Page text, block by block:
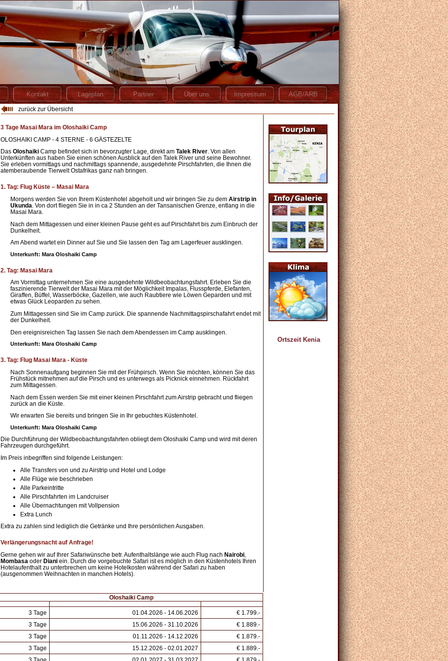
zurück zur Übersicht
3 Tage Masai Mara im Oloshaiki Camp
OLOSHAIKI CAMP - 4 STERNE - 6 GÄSTEZELTE
Das Oloshaiki Camp befindet sich in bevorzugter Lage, direkt am Talek River . Von allen
Unterkünften aus haben Sie einen schönen Ausblick auf den Talek River und seine Bewohner.
Sie erleben vormittags und nachmittags spannende, ausgedehnte Pirschfahrten, die Ihnen die
atemberaubende Tierwelt Ostafrikas ganz nah bringen.
1. Tag: Flug Küste – Masai Mara
Morgens werden Sie von Ihrem Küstenhotel abgeholt und wir bringen Sie zu dem Airstrip in
Ukunda . Von dort fliegen Sie in in ca 2 Stunden an der Tansanischen Grenze, entlang in die
Masai Mara.
Nach dem Mittagessen und einer kleinen Pause geht es auf Pirschfahrt bis zum Einbruch der
Dunkelheit.
Am Abend wartet ein Dinner auf Sie und Sie lassen den Tag am Lagerfeuer ausklingen.
Unterkunft: Mara Oloshaiki Camp
2. Tag: Masai Mara
Am Vormittag unternehmen Sie eine ausgedehnte Wildbeobachtungsfahrt. Erleben Sie die
faszinierende Tierwelt der Masai Mara mit der Möglichkeit Impalas, Flusspferde, Elefanten,
Giraffen, Büffel, Wasserböcke, Gazellen, wie auch Raubtiere wie Löwen Geparden und mit
etwas Glück Leoparden zu sehen.
Zum Mittagessen sind Sie im Camp zurück. Die spannende Nachmittagspirschafahrt endet mit
der Dunkelheit.
Den ereignisreichen Tag lassen Sie nach dem Abendessen im Camp ausklingen.
Unterkunft: Mara Oloshaiki Camp
3. Tag: Flug Masai Mara - Küste
Nach Sonnenaufgang beginnen Sie mit der Frühpirsch. Wenn Sie möchten, können Sie das
Frühstück mitnehmen auf die Pirsch und es unterwegs als Picknick einnehmen. Rückfahrt
zum Mittagessen.
Nach dem Essen werden Sie mit einer kleinen Pirschfahrt zum Airstrip gebracht und fliegen
zurück an die Küste.
Wir erwarten Sie bereits und bringen Sie in Ihr gebuchtes Küstenhotel.
Unterkunft: Mara Oloshaiki Camp
Die Durchführung der Wildbeobachtungsfahrten obliegt dem Oloshaiki Camp und wird mit deren
Fahrzeugen durchgeführt.
Im Preis inbegriffen sind folgende Leistungen:
Alle Transfers von und zu Airstrip und Hotel und Lodge
Alle Flüge wie beschrieben
Alle Parkeintritte
Alle Pirschfahrten im Landcruiser
Alle Übernachtungen mit Vollpension
Extra Lunch
Extra zu zahlen sind lediglich die Getränke und Ihre persönlichen Ausgaben.
Verlängerungsnacht auf Anfrage!
Gerne gehen wir auf Ihrer Safariwünsche betr. Aufenthaltslänge wie auch Flug nach Nairobi
Mombasa oder Diani ein. Durch die vorgebuchte Safari ist es möglich in den Küstenhotels Ihren
Hotelaufenthalt zu unterbrechen um keine Hotelkosten während der Safari zu haben
(ausgenommen Weihnachten in manchen Hotels).
Oloshaiki Camp
3 Tage 01.04.2026 - 14.06.2026
€ 1.799.-
3 Tage
15.06.2026 - 31.10.2026
€ 1.889.-
3 Tage
01.11.2026 - 14.12.2026
€ 1.879.-
3 Tage
15.12.2026 - 02.01.2027
€ 1.889.-
Ortszeit Kenia